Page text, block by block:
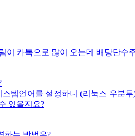
이 카톡으로 많이 오는데 배당단
템언어를 설정하니 (리눅스 우분
있을지요?